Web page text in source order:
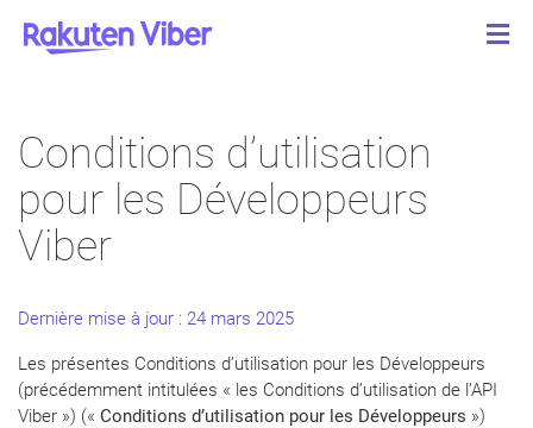
Conditions d’utilisation
pour les Développeurs
Viber
Dernière mise à jour : 24 mars 2025
Les présentes Conditions d’utilisation pour les Développeurs
(précédemment intitulées « les Conditions d’utilisation de l’API
Viber ») (« Conditions d’utilisation pour les Développeurs »)